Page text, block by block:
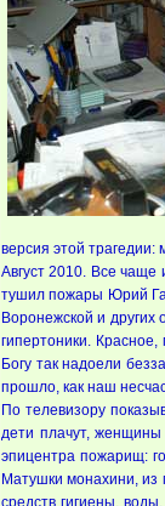
версия этой
Август 2010. Все чаще
тушил пожары Юрий
Воронежской и других
гипертоники.
Богу так надоели
прошло, как наш
По телевизору
дети плачут, женщины
эпицентра пожарищ:
Матушки монахини, из
средств гигиены,